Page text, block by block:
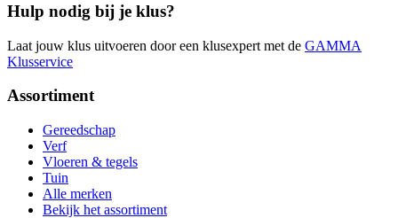
Hulp nodig bij je klus?
Laat jouw klus uitvoeren door een klusexpert met de GAMMA
Klusservice
Assortiment
Gereedschap
Verf
Vloeren & tegels
Tuin
Alle merken
Bekijk het assortiment